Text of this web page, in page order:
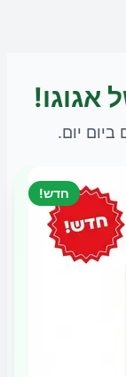
אגוגו!
יום.
חדש!